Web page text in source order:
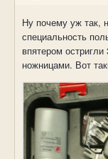
Ну почему уж так,
специальность
впятером
ножницами. Вот